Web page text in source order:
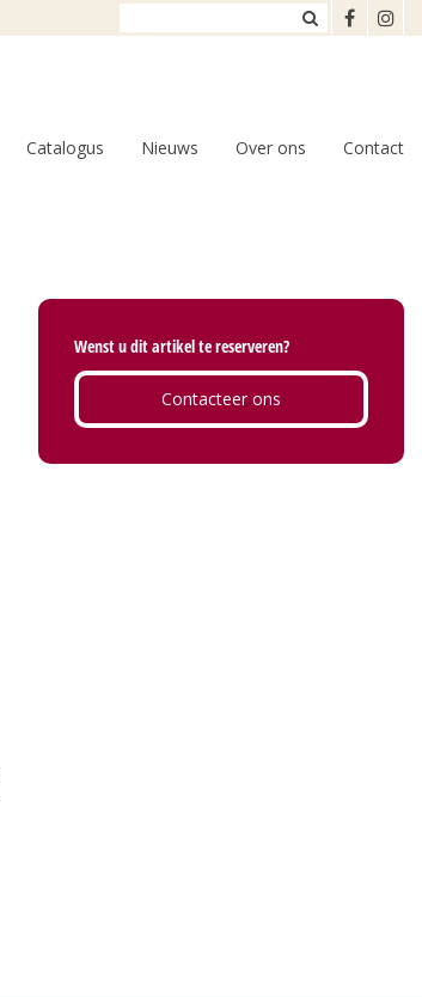
Catalogus Nieuws Over ons Contact
Wenst u dit artikel te reserveren?
Contacteer ons